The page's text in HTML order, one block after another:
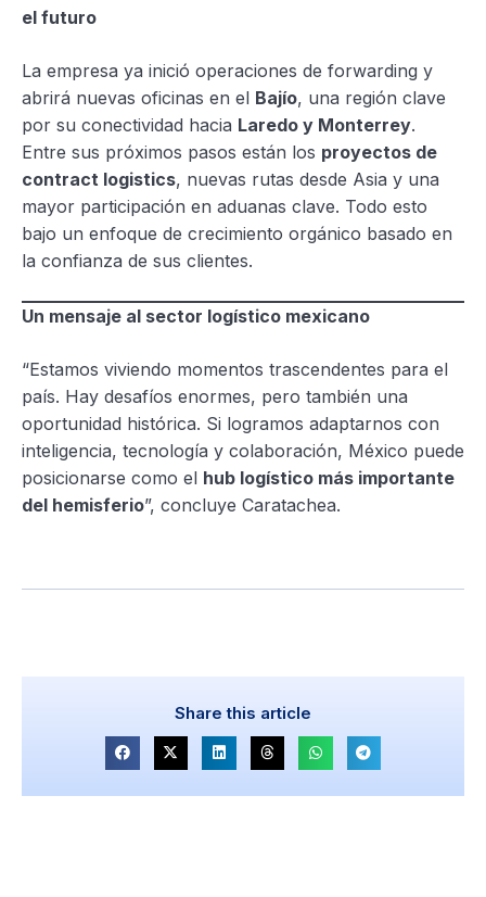
el futuro
La empresa ya inició operaciones de forwarding y
abrirá nuevas oficinas en el Bajío, una región clave
por su conectividad hacia Laredo y Monterrey.
Entre sus próximos pasos están los proyectos de
contract logistics, nuevas rutas desde Asia y una
mayor participación en aduanas clave. Todo esto
bajo un enfoque de crecimiento orgánico basado en
la confianza de sus clientes.
Un mensaje al sector logístico mexicano
“Estamos viviendo momentos trascendentes para el
país. Hay desafíos enormes, pero también una
oportunidad histórica. Si logramos adaptarnos con
inteligencia, tecnología y colaboración, México puede
posicionarse como el hub logístico más importante
del hemisferio”, concluye Caratachea.
Share this article